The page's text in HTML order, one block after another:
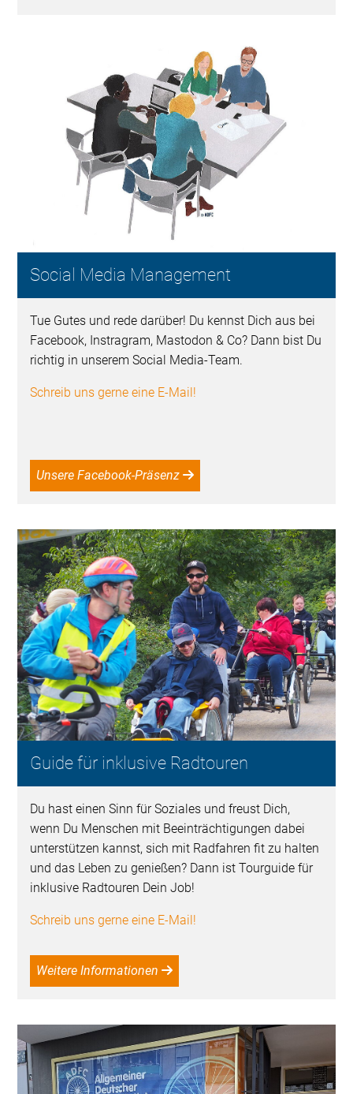
Social Media Management
Tue Gutes und rede darüber! Du kennst Dich aus bei
Facebook, Instragram, Mastodon & Co? Dann bist Du
richtig in unserem Social Media-Team.
Schreib uns gerne eine E-Mail!
Unsere Facebook-Präsenz
Guide für inklusive Radtouren
Du hast einen Sinn für Soziales und freust Dich,
wenn Du Menschen mit Beeinträchtigungen dabei
unterstützen kannst, sich mit Radfahren fit zu halten
und das Leben zu genießen? Dann ist Tourguide für
inklusive Radtouren Dein Job!
Schreib uns gerne eine E-Mail!
Weitere Informationen